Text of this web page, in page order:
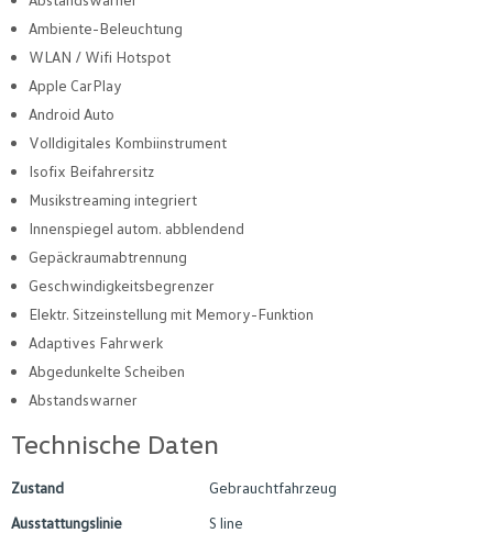
Ambiente-Beleuchtung
WLAN / Wifi Hotspot
Apple CarPlay
Android Auto
Volldigitales Kombiinstrument
Isofix Beifahrersitz
Musikstreaming integriert
Innenspiegel autom. abblendend
Gepäckraumabtrennung
Geschwindigkeitsbegrenzer
Elektr. Sitzeinstellung mit Memory-Funktion
Adaptives Fahrwerk
Abgedunkelte Scheiben
Abstandswarner
Technische Daten
Zustand
Gebrauchtfahrzeug
Ausstattungslinie
S line